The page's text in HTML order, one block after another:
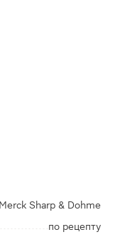
Merck Sharp & Dohme
по рецепту